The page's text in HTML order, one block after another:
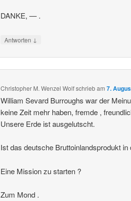
DANKE, — .
Antworten ↓
Christopher M. Wenzel Wolfschriebam7.
William Sevard Burroughs war der
keine Zeit mehr haben, fremde ,
Unsere Erde ist ausgelutscht.
Ist das deutsche Bruttoinlandsprodukt in
Eine Mission zu starten ?
Zum Mond .